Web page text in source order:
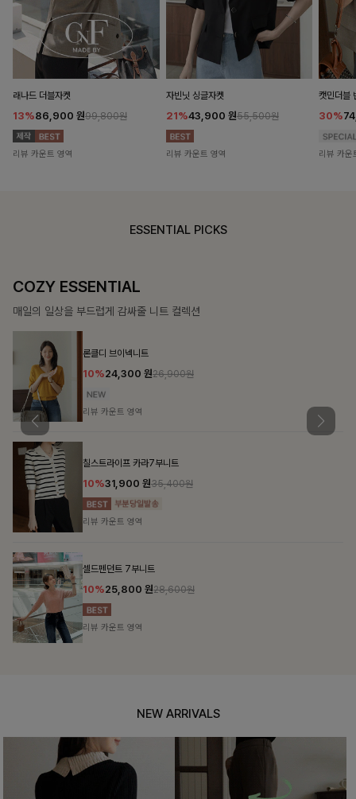
래나드 더블자켓
13%86,900 원99,800원
리뷰 카운트 영역
자빈닛 싱글자켓
21%43,900 원55,500원
리뷰 카운트 영역
캣민더블
30%
리뷰 카운
ESSENTIAL PICKS
COZY ESSENTIAL
매일의 일상을 부드럽게 감싸줄 니트 컬렉션
론클디 브이넥니트
10%24,300 원26,900원
리뷰 카운트 영역
칠스트라이프 카라7부니트
10%31,900 원35,400원
리뷰 카운트 영역
셀드펜던트 7부니트
10%25,800 원28,600원
리뷰 카운트 영역
NEW ARRIVALS